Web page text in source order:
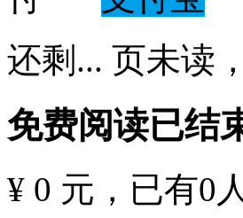
还剩 ... 页未读，
免费阅读已结
¥ 0 元 ，已有0